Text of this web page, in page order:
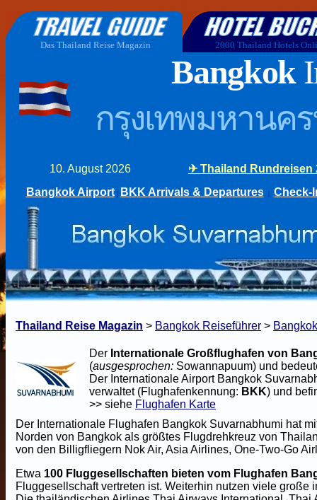
Das Thailand Reise Magazin 2000 Thailand Hotels
Bangkok
กรุงเทพมหานค
10. August 2026
Bangkok Airport| BKK Arrivals & Departures| Check-
Thailand Reise Magazin > Bangkok Reiseführer >
Der Internationale Großflughafen von
(ausgesprochen: Sowannapuum) und
Der Internationale Airport Bangkok
verwaltet (Flughafenkennung: BKK) und
>> siehe Flughafen Karte
Der Internationale Flughafen Bangkok Suvarnabhumi hat
Norden von Bangkok als größtes Flugdrehkreuz von
von den Billigfliegern Nok Air, Asia Airlines, One-Two-Go
Etwa 100 Fluggesellschaften bieten vom Flughafen
Fluggesellschaft vertreten ist. Weiterhin nutzen viele